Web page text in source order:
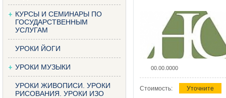
КУРСЫ И СЕМИНАРЫ ПО
ГОСУДАРСТВЕННЫМ
УСЛУГАМ
УРОКИ ЙОГИ
УРОКИ МУЗЫКИ
УРОКИ ЖИВОПИСИ. УРОКИ
РИСОВАНИЯ. УРОКИ ИЗО
00.00.0000
Стоимость: Уточните